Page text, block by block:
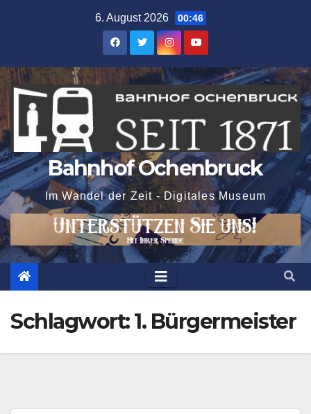
6. August 2026 00:46
Bahnhof Ochenbruck
Im Wandel der Zeit - Digitales Museum
Schlagwort:1. Bürgermeister